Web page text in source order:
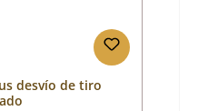
desvío de tiro